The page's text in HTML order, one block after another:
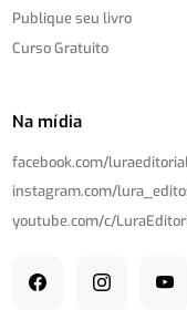
Publique seu livro
Curso Gratuito
Na mídia
facebook.com/
instagram.com/
youtube.com/c/